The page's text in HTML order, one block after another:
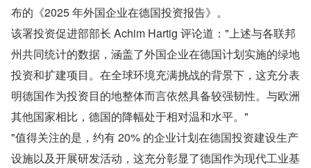
布的《2025 年外国企业在德国投资报告》。
该署投资促进部部长 Achim Hartig 评论道："上述与各联邦
州共同统计的数据，涵盖了外国企业在德国计划实施的绿地
投资和扩建项目。在全球环境充满挑战的背景下，这充分表
明德国作为投资目的地整体而言依然具备较强韧性。与欧洲
其他国家相比，德国的降幅处于相对温和水平。"
"值得关注的是，约有 20% 的企业计划在德国投资建设生产
设施以及开展研发活动，这充分彰显了德国作为现代工业基